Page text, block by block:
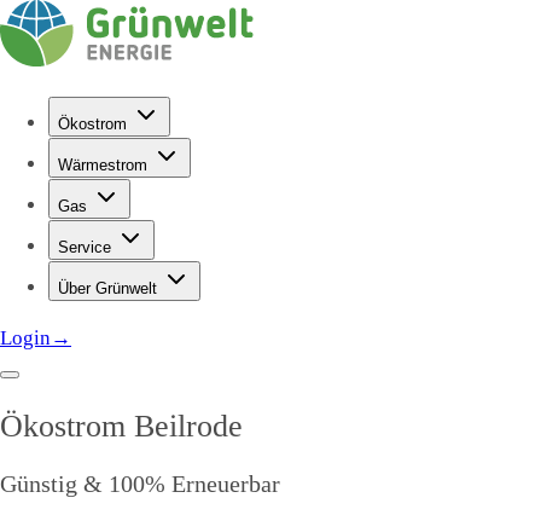
Ökostrom
Wärmestrom
Gas
Service
Über Grünwelt
Login→
Ökostrom Beilrode
Günstig & 100% Erneuerbar